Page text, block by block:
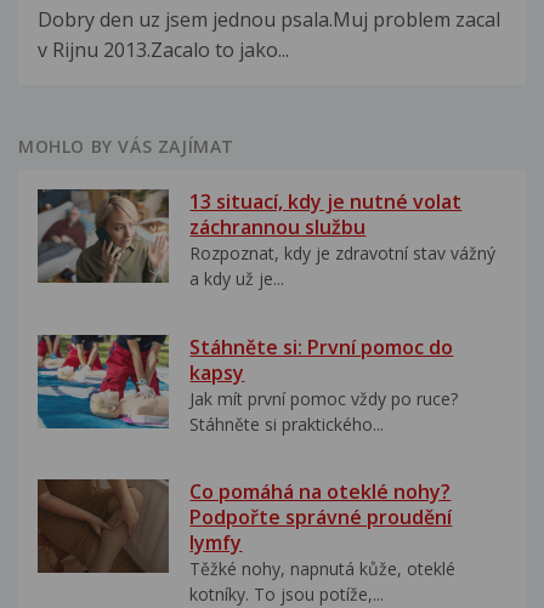
Dobry den uz jsem jednou psala.Muj problem zacal
v Rijnu 2013.Zacalo to jako...
MOHLO BY VÁS ZAJÍMAT
13 situací, kdy je nutné volat
záchrannou službu
Rozpoznat, kdy je zdravotní stav vážný
a kdy už je...
Stáhněte si: První pomoc do
kapsy
Jak mít první pomoc vždy po ruce?
Stáhněte si praktického...
Co pomáhá na oteklé nohy?
Podpořte správné proudění
lymfy
Těžké nohy, napnutá kůže, oteklé
kotníky. To jsou potíže,...